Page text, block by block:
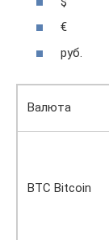
€
руб.
Валюта
BTC Bitcoin